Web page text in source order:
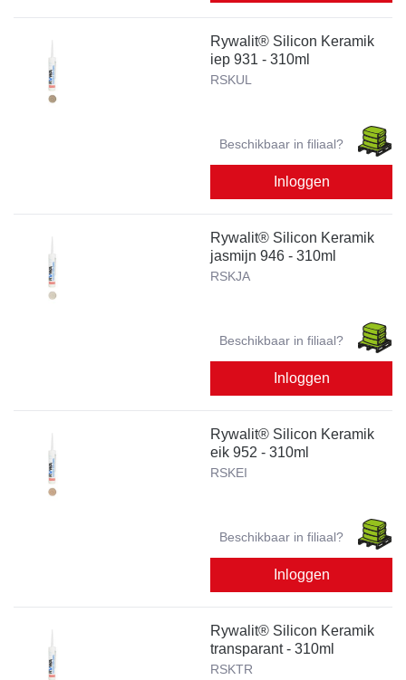
Rywalit® Silicon Keramik
iep 931 - 310ml
RSKUL
Beschikbaar in filiaal?
Inloggen
Rywalit® Silicon Keramik
jasmijn 946 - 310ml
RSKJA
Beschikbaar in filiaal?
Inloggen
Rywalit® Silicon Keramik
eik 952 - 310ml
RSKEI
Beschikbaar in filiaal?
Inloggen
Rywalit® Silicon Keramik
transparant - 310ml
RSKTR